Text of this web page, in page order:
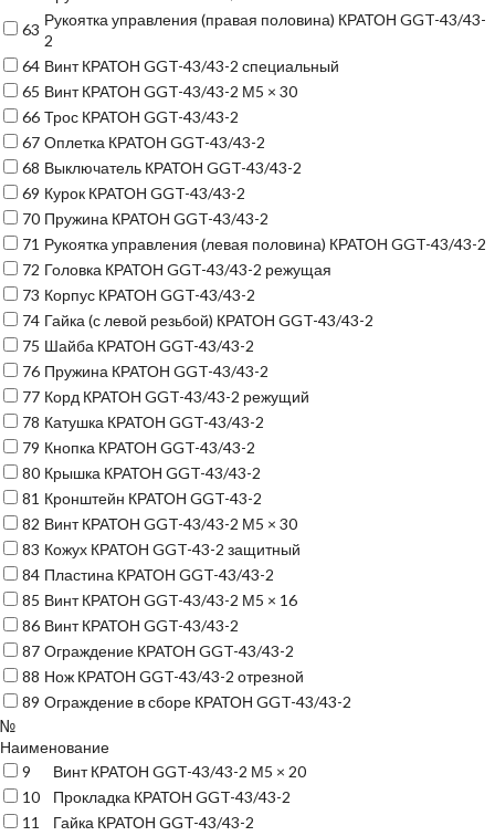
63
Рукоятка управления (правая половина) КРАТОН GGT-43/43-
2
64 Винт КРАТОН GGT-43/43-2 специальный
65 Винт КРАТОН GGT-43/43-2 М5 × 30
66 Трос КРАТОН GGT-43/43-2
67 Оплетка КРАТОН GGT-43/43-2
68 Выключатель КРАТОН GGT-43/43-2
69 Курок КРАТОН GGT-43/43-2
70 Пружина КРАТОН GGT-43/43-2
71 Рукоятка управления (левая половина) КРАТОН GGT-43/43-2
72 Головка КРАТОН GGT-43/43-2 режущая
73 Корпус КРАТОН GGT-43/43-2
74 Гайка (с левой резьбой) КРАТОН GGT-43/43-2
75 Шайба КРАТОН GGT-43/43-2
76 Пружина КРАТОН GGT-43/43-2
77 Корд КРАТОН GGT-43/43-2 режущий
78 Катушка КРАТОН GGT-43/43-2
79 Кнопка КРАТОН GGT-43/43-2
80 Крышка КРАТОН GGT-43/43-2
81 Кронштейн КРАТОН GGT-43-2
82 Винт КРАТОН GGT-43/43-2 М5 × 30
83 Кожух КРАТОН GGT-43-2 защитный
84 Пластина КРАТОН GGT-43/43-2
85 Винт КРАТОН GGT-43/43-2 М5 × 16
86 Винт КРАТОН GGT-43/43-2
87 Ограждение КРАТОН GGT-43/43-2
88 Нож КРАТОН GGT-43/43-2 отрезной
89 Ограждение в сборе КРАТОН GGT-43/43-2
№
Наименование
9
Винт КРАТОН GGT-43/43-2 М5 × 20
10
Прокладка КРАТОН GGT-43/43-2
11
Гайка КРАТОН GGT-43/43-2